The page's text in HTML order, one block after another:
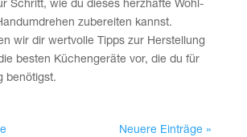
Schritt, wie du die­ses herz­haf­te Wohl­
zube­rei­ten kannst.
wir dir wert­vol­le Tipps zur Her­stel­lung
bes­ten Küchen­ge­rä­te vor, die du für
benötigst.
Neuere Einträge »